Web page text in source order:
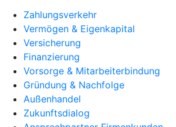
Zahlungsverkehr
Vermögen & Eigenkapital
Versicherung
Finanzierung
Vorsorge & Mitarbeiterbindung
Gründung & Nachfolge
Außenhandel
Zukunftsdialog